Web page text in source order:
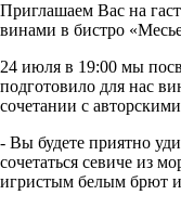
Приглашаем Вас на
винами в бистро
24 июля в 19:00 мы
подготовило для нас
сочетании с
- Вы будете приятно
сочетаться севиче из
игристым белым брют